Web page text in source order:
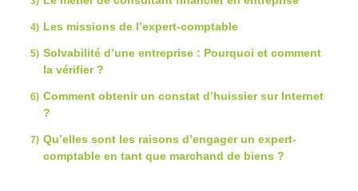
Les missions de l’expert-comptable
Solvabilité d’une entreprise : Pourquoi et comment
la vérifier ?
Comment obtenir un constat d’huissier sur Internet
?
Qu’elles sont les raisons d’engager un expert-
comptable en tant que marchand de biens ?